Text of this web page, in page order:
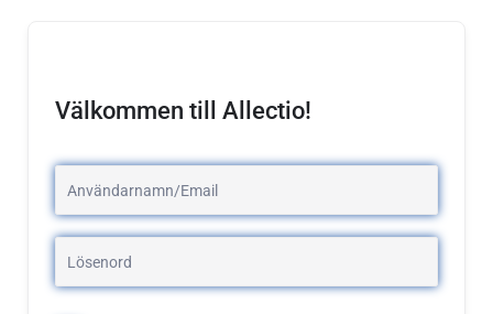
Välkommen till Allectio!